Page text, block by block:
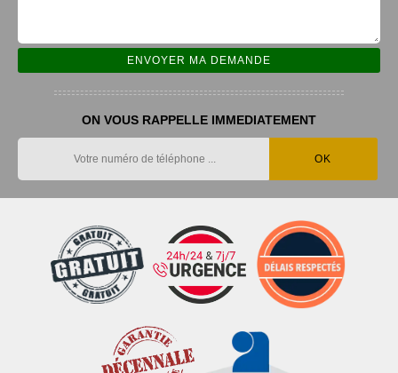
ON VOUS RAPPELLE IMMEDIATEMENT